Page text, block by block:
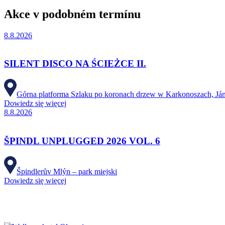
Akce v podobném termínu
8.8.2026
SILENT DISCO NA ŚCIEŻCE II.
Górna platforma Szlaku po koronach drzew w Karkonoszach,
Dowiedz się więcej
8.8.2026
ŠPINDL UNPLUGGED 2026 VOL. 6
Špindlerův Mlýn – park miejski
Dowiedz się więcej